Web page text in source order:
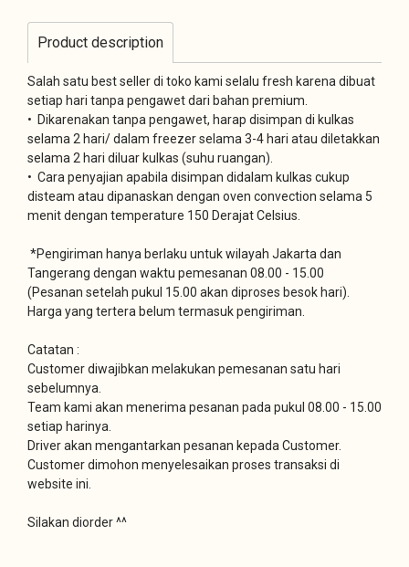
Product description
Salah satu best seller di toko kami selalu fresh karena dibuat
setiap hari tanpa pengawet dari bahan premium.
• Dikarenakan tanpa pengawet, harap disimpan di kulkas
selama 2 hari/ dalam freezer selama 3-4 hari atau diletakkan
selama 2 hari diluar kulkas (suhu ruangan).
• Cara penyajian apabila disimpan didalam kulkas cukup
disteam atau dipanaskan dengan oven convection selama 5
menit dengan temperature 150 Derajat Celsius.
*Pengiriman hanya berlaku untuk wilayah Jakarta dan
Tangerang dengan waktu pemesanan 08.00 - 15.00
(Pesanan setelah pukul 15.00 akan diproses besok hari).
Harga yang tertera belum termasuk pengiriman.
Catatan :
Customer diwajibkan melakukan pemesanan satu hari
sebelumnya.
Team kami akan menerima pesanan pada pukul 08.00 - 15.00
setiap harinya.
Driver akan mengantarkan pesanan kepada Customer.
Customer dimohon menyelesaikan proses transaksi di
website ini.
Silakan diorder ^^